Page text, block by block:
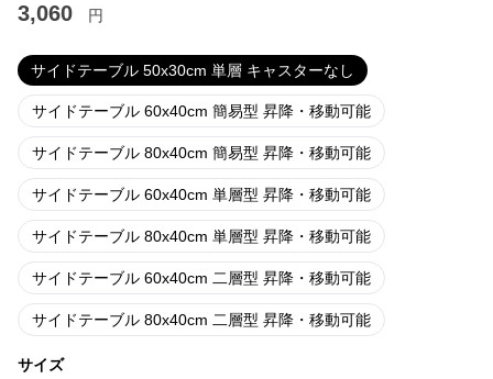
3,060 円
サイドテーブル 50x30cm 単層 キャスターなし
サイドテーブル 60x40cm 簡易型 昇降・移動可能
サイドテーブル 80x40cm 簡易型 昇降・移動可能
サイドテーブル 60x40cm 単層型 昇降・移動可能
サイドテーブル 80x40cm 単層型 昇降・移動可能
サイドテーブル 60x40cm 二層型 昇降・移動可能
サイドテーブル 80x40cm 二層型 昇降・移動可能
サイズ